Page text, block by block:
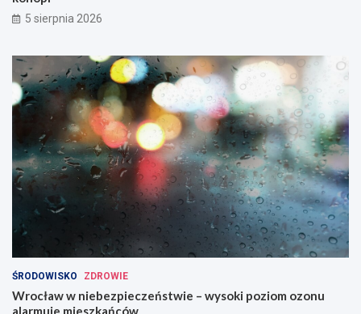
5 sierpnia 2026
ŚRODOWISKO ZDROWIE
Wrocław w niebezpieczeństwie – wysoki poziom ozonu
alarmuje mieszkańców